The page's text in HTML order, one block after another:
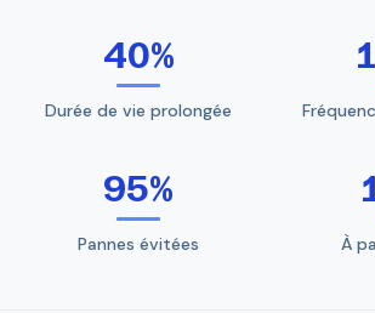
40%
Durée de vie prolongée
95%
Pannes évitées À